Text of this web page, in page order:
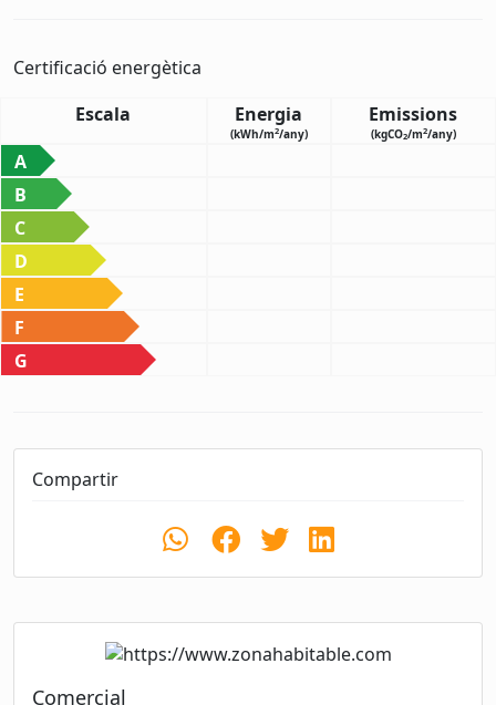
Certificació energètica
Escala
Energia
(kWh/m2/any)
Emissions
(kgCO2/m2/any)
A
B
C
D
E
F
G
Compartir
Comercial